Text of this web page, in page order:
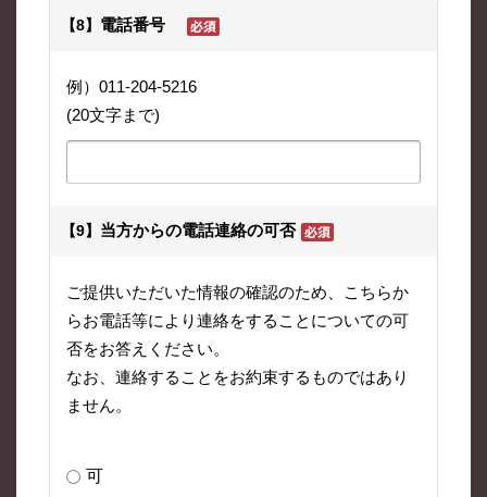
【8】 電話番号
例）011-204-5216
(20文字まで)
【9】 当方からの電話連絡の可否
ご提供いただいた情報の確認のため、こちらか
らお電話等により連絡をすることについての可
否をお答えください。
なお、連絡することをお約束するものではあり
ません。
可